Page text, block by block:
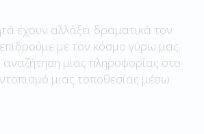
έχουν αλλάξει δραματικά τον
με τον κόσμο γύρω μας.
αναζήτηση μιας πληροφορίας στο
μιας τοποθεσίας μέσω